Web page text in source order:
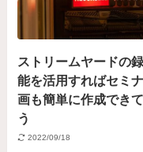
ストリームヤードの
能を活用すればセミ
画も簡単に作成でき
う
2022/09/18